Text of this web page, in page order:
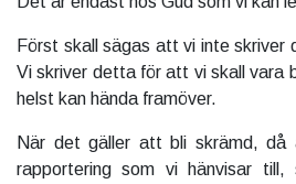
Först skall sägas att vi inte
Vi skriver detta för att vi skall vara
helst kan hända framöver.
När det gäller att bli skrämd,
rapportering som vi hänvisar till,